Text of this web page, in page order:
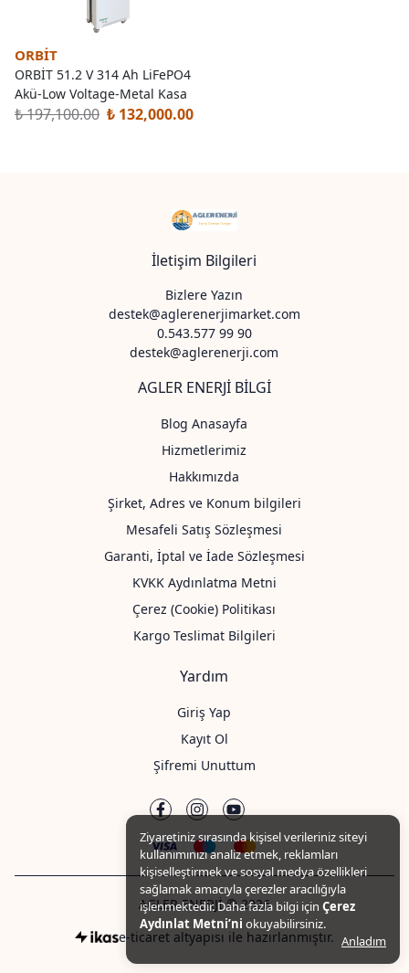
Ziyaretiniz sırasında kişisel verileriniz siteyi
kullanımınızı analiz etmek, reklamları
kişiselleştirmek ve sosyal medya özellikleri
sağlamak amacıyla çerezler aracılığıyla
işlenmektedir. Daha fazla bilgi için Çerez
Aydınlat Metni’ni okuyabilirsiniz.
Anladım
ORBİT
ORBİT 51.2 V 314 Ah LiFePO4
Akü-Low Voltage-Metal Kasa
₺ 197,100.00 ₺ 132,000.00
AGLER ENERJİ BİLGİ
Blog Anasayfa
Hizmetlerimiz
Hakkımızda
Şirket, Adres ve Konum bilgileri
Mesafeli Satış Sözleşmesi
Garanti, İptal ve İade Sözleşmesi
KVKK Aydınlatma Metni
Çerez (Cookie) Politikası
Kargo Teslimat Bilgileri
İletişim Bilgileri
Bizlere Yazın
destek@aglerenerjimarket.com
0.543.577 99 90
destek@aglerenerji.com
Yardım
Giriş Yap
Kayıt Ol
Şifremi Unuttum
AGLER ENERJİ © 2026
e-ticaret altyapısı ile hazırlanmıştır.